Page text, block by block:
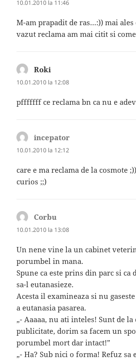
10.01.2010 la 11:46
M-am prapadit de ras…:)) mai ales
vazut reclama am mai citit si
Roki
10.01.2010 la 12:08
pfffffff ce reclama bn ca nu e
incepator
10.01.2010 la 12:12
care e ma reclama de la cosmote
curios ;;)
Corbu
10.01.2010 la 13:08
Un nene vine la un cabinet
porumbel in mana.
Spune ca este prins din parc si ca
sa-l eutanasieze.
Acesta il examineaza si nu
a eutanasia pasarea.
„- Aaaaa, nu ati inteles! Sunt de
publicitate, dorim sa facem un
porumbel mort dar intact!”
„- Ha? Sub nici o forma! Refuz sa